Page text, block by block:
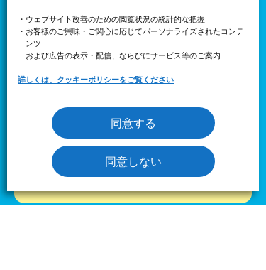
ステーション直通電話番号
［受付時間］ 平日9：00〜17：00
・ウェブサイト改善のための閲覧状況の統計的な把握
・お客様のご興味・ご関心に応じてパーソナライズされたコンテ
ンツ
および広告の表示・配信、ならびにサービス等のご案内
詳しくは、クッキーポリシーをご覧ください
同意する
同意しない